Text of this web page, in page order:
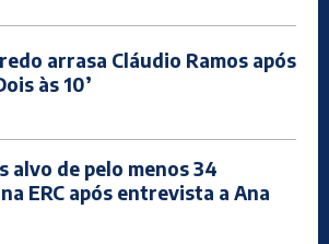
arrasa Cláudio Ramos após
às 10’
alvo de pelo menos 34
ERC após entrevista a Ana